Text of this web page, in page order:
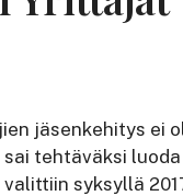
jäsenkehitys ei
sai tehtäväksi
valittiin syksyllä